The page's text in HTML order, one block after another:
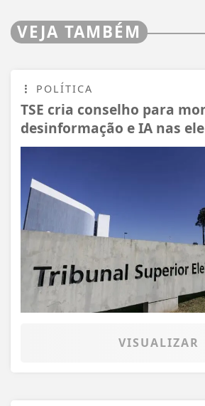
VEJA TAMBÉM
POLÍTICA
TSE cria conselho para
desinformação e IA nas
VISUALIZAR